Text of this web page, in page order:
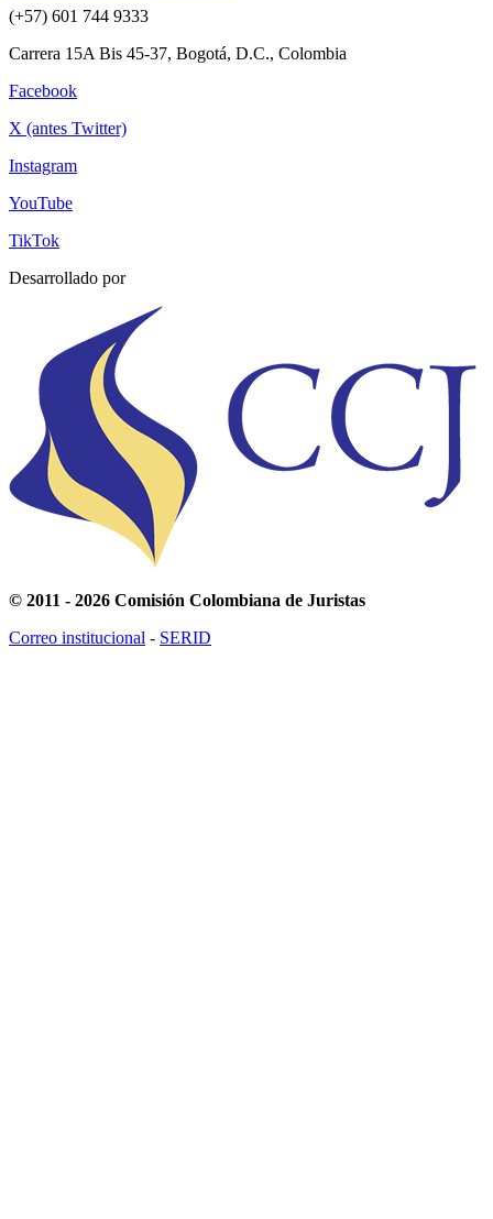
(+57) 601 744 9333
Carrera 15A Bis 45-37, Bogotá, D.C., Colombia
Facebook
X (antes Twitter)
Instagram
YouTube
TikTok
Desarrollado por
© 2011 - 2026 Comisión Colombiana de Juristas
Correo institucional - SERID